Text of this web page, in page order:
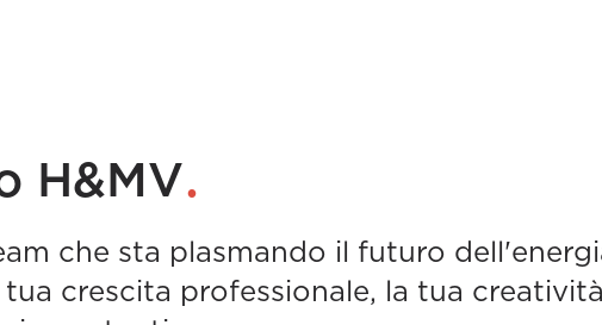
H&MV.
che sta plasmando il futuro
tua crescita professionale, la tua